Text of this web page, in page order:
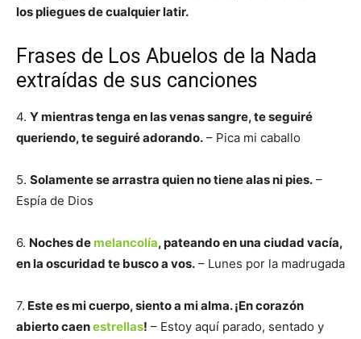
los pliegues de cualquier latir.
Frases de Los Abuelos de la Nada
extraídas de sus canciones
4. Y mientras tenga en las venas sangre, te seguiré
queriendo, te seguiré adorando. – Pica mi caballo
5. Solamente se arrastra quien no tiene alas ni pies. –
Espía de Dios
6. Noches de melancolía, pateando en una ciudad vacía,
en la oscuridad te busco a vos. – Lunes por la madrugada
7. Este es mi cuerpo, siento a mi alma. ¡En corazón
abierto caenestrellas! – Estoy aquí parado, sentado y